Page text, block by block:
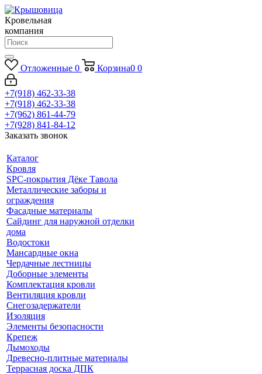
Кровельная
компания
Отложенные 0 Корзина0 0
+7(918) 462-33-38
+7(918) 462-33-38
+7(962) 861-44-79
+7(928) 841-84-12
Заказать звонок
Каталог
Кровля
SPC-покрытия Дёке Тавола
Металлические заборы и
ограждения
Фасадные материалы
Сайдинг для наружной отделки
дома
Водостоки
Мансардные окна
Чердачные лестницы
Доборные элементы
Комплектация кровли
Вентиляция кровли
Снегозадержатели
Изоляция
Элементы безопасности
Крепеж
Дымоходы
Древесно-плитные материалы
Террасная доска ДПК